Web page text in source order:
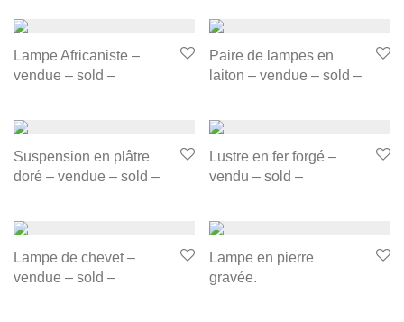
Lampe Africaniste –
vendue – sold –
Paire de lampes en
laiton – vendue – sold –
Suspension en plâtre
doré – vendue – sold –
Lustre en fer forgé –
vendu – sold –
Lampe de chevet –
vendue – sold –
Lampe en pierre
gravée.